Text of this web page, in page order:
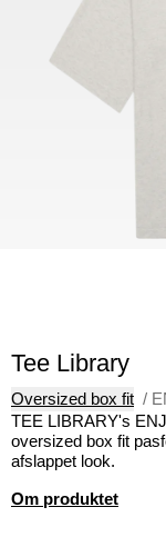
Tee Library
Oversized box fit /
TEE LIBRARY's
oversized box fit
afslappet look.
Om produktet